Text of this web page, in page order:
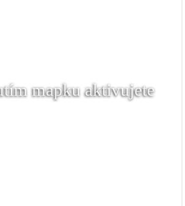
mapku aktivujete